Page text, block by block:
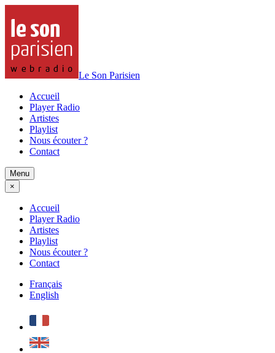
Le Son Parisien
Accueil
Player Radio
Artistes
Playlist
Nous écouter ?
Contact
Menu
×
Accueil
Player Radio
Artistes
Playlist
Nous écouter ?
Contact
Français
English